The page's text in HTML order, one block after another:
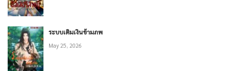
ระบบเติมเงินข้ามภพ
May 25, 2026